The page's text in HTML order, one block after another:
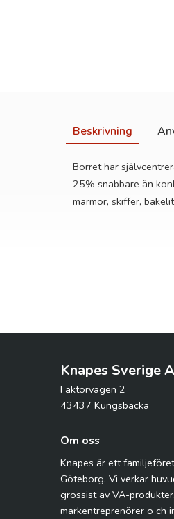
Beskrivning
Borret har
25% snabbare än
marmor, skiffer,
Knapes Sverige
Faktorvägen 2
43437 Kungsbacka
Om oss
Knapes är ett
Göteborg. Vi verkar
grossist av VA-
markentreprenörer o ch